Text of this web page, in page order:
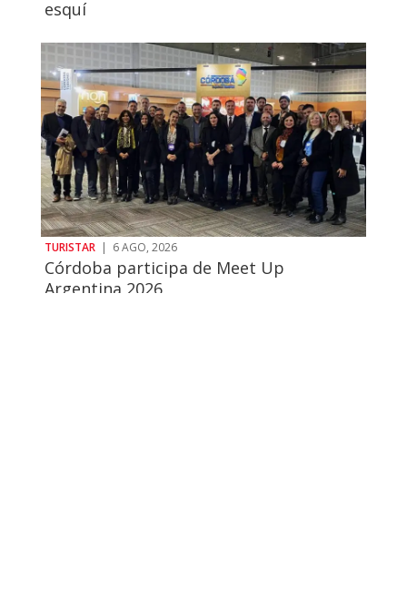
esquí
TURISTAR | 6 AGO, 2026
Córdoba participa de Meet Up
Argentina 2026